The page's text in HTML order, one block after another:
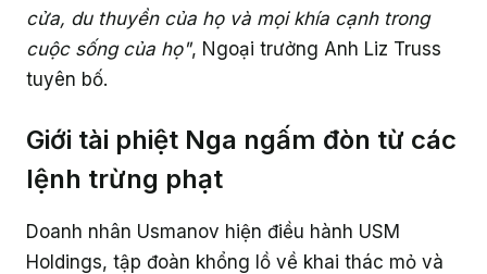
cửa, du thuyền của họ và mọi khía cạnh trong
cuộc sống của họ", Ngoại trưởng Anh Liz Truss
tuyên bố.
Giới tài phiệt Nga ngấm đòn từ các
lệnh trừng phạt
Doanh nhân Usmanov hiện điều hành USM
Holdings, tập đoàn khổng lồ về khai thác mỏ và